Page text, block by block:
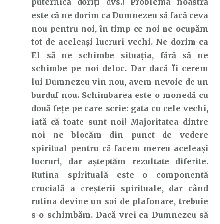
puternică doriți dvs.! Problema noastră
este că ne dorim ca Dumnezeu să facă ceva
nou pentru noi, în timp ce noi ne ocupăm
tot de aceleași lucruri vechi. Ne dorim ca
El să ne schimbe situația, fără să ne
schimbe pe noi deloc. Dar dacă Îi cerem
lui Dumnezeu vin nou, avem nevoie de un
burduf nou. Schimbarea este o monedă cu
două fețe pe care scrie: gata cu cele vechi,
iată că toate sunt noi! Majoritatea dintre
noi ne blocăm din punct de vedere
spiritual pentru că facem mereu aceleași
lucruri, dar așteptăm rezultate diferite.
Rutina spirituală este o componentă
crucială a creșterii spirituale, dar când
rutina devine un soi de plafonare, trebuie
s-o schimbăm. Dacă vrei ca Dumnezeu să